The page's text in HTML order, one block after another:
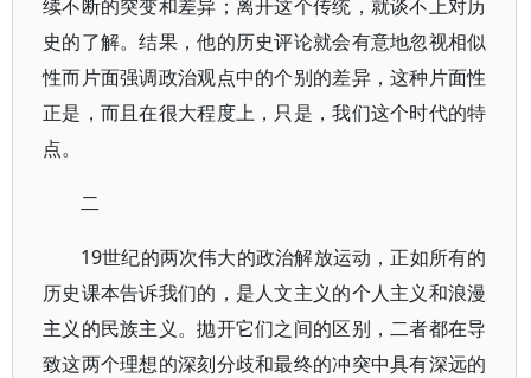
续不断的突变和差异；离开这个传统，就谈不上对历
史的了解。结果，他的历史评论就会有意地忽视相似
性而片面强调政治观点中的个别的差异，这种片面性
正是，而且在很大程度上，只是，我们这个时代的特
点。
二
19世纪的两次伟大的政治解放运动，正如所有的
历史课本告诉我们的，是人文主义的个人主义和浪漫
主义的民族主义。抛开它们之间的区别，二者都在导
致这两个理想的深刻分歧和最终的冲突中具有深远的